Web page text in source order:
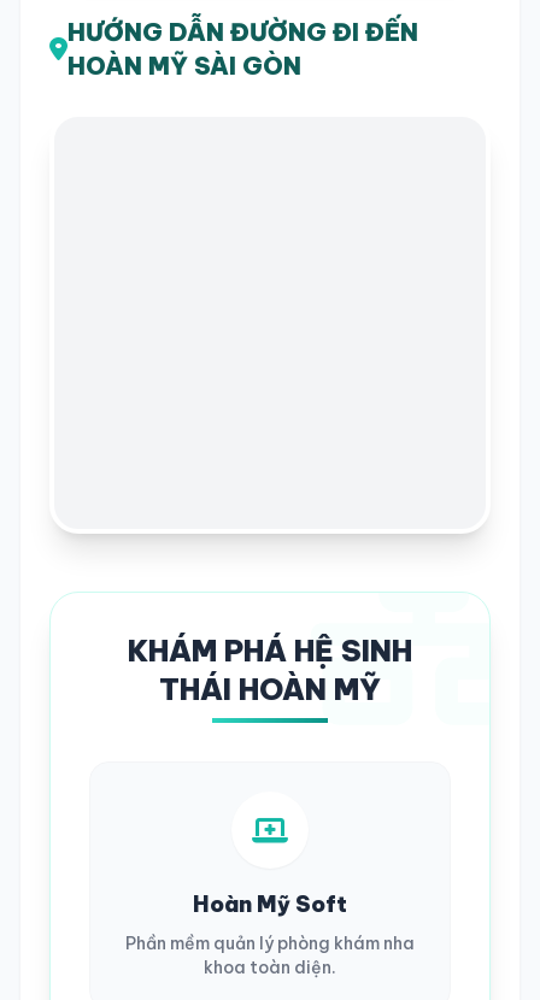
HƯỚNG DẪN ĐƯỜNG ĐI ĐẾN
HOÀN MỸ SÀI GÒN
KHÁM PHÁ HỆ SINH
THÁI HOÀN MỸ
Hoàn Mỹ Soft
Phần mềm quản lý phòng khám nha
khoa toàn diện.